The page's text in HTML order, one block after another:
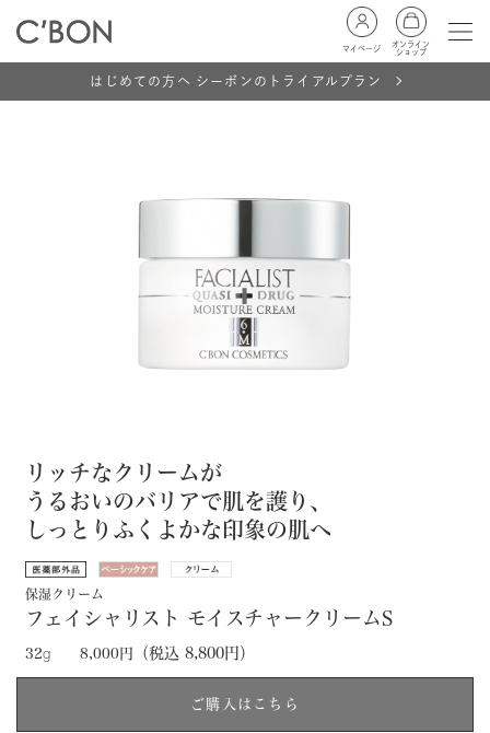
マイページ
オンライン
ショップ
はじめての方へ シーボンのトライアルプラン
リッチなクリームが
うるおいのバリアで肌を護り、
しっとりふくよかな印象の肌へ
保湿クリーム
フェイシャリスト モイスチャークリームS
32g 8,000円 （税込 8,800円）
ご購入はこちら